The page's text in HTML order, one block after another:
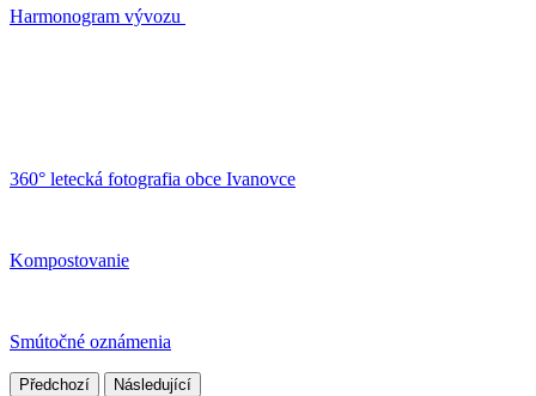
Harmonogram vývozu
360° letecká fotografia obce Ivanovce
Kompostovanie
Smútočné oznámenia
Předchozí Následující